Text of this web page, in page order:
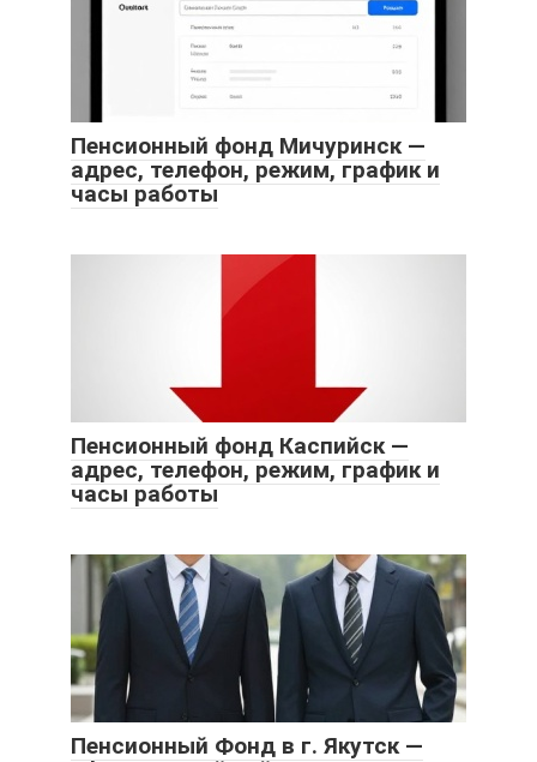
Пенсионный фонд Мичуринск —
адрес, телефон, режим, график и
часы работы
Пенсионный фонд Каспийск —
адрес, телефон, режим, график и
часы работы
Пенсионный Фонд в г. Якутск —